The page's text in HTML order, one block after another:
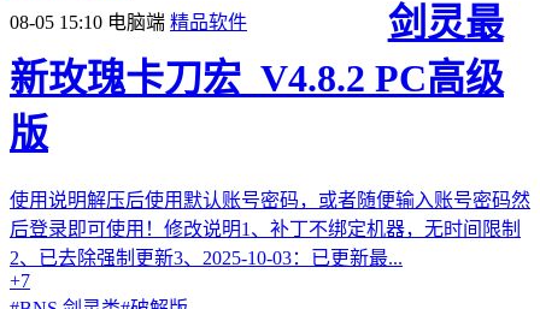
08-05 15:10 电脑端 精品软件
剑灵最
新玫瑰卡刀宏_V4.8.2 PC高级
版
使用说明解压后使用默认账号密码，或者随便输入账号密码然
后登录即可使用！修改说明1、补丁不绑定机器，无时间限制
2、已去除强制更新3、2025-10-03：已更新最...
+7